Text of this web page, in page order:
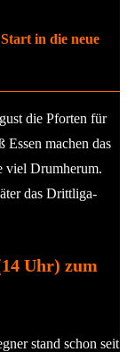
in die neue
die Pforten für
machen das
viel Drumherum.
das Drittliga-
Uhr) zum
stand schon seit